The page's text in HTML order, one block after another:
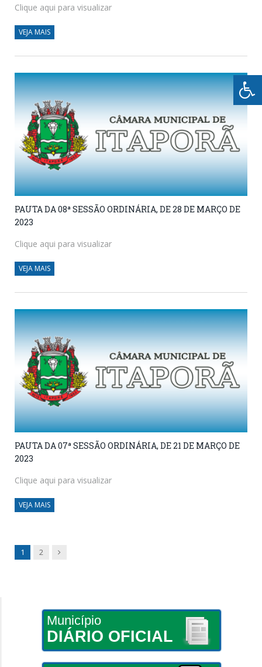
Clique aqui para visualizar
VEJA MAIS
PAUTA DA 08ª SESSÃO ORDINÁRIA, DE 28 DE MARÇO DE
2023
Clique aqui para visualizar
VEJA MAIS
PAUTA DA 07ª SESSÃO ORDINÁRIA, DE 21 DE MARÇO DE
2023
Clique aqui para visualizar
VEJA MAIS
1 2 Next
Município
DIÁRIO OFICIAL